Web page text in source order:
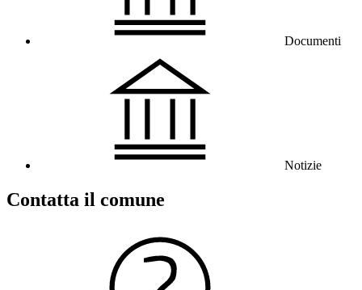
Documenti
Notizie
Contatta il comune